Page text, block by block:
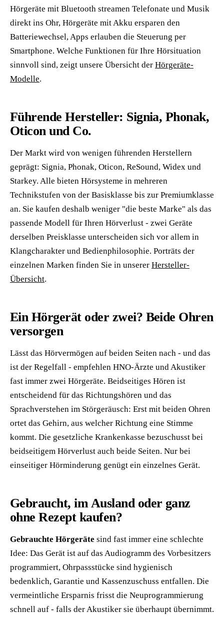
Hörgeräte mit Bluetooth streamen Telefonate und Musik
direkt ins Ohr, Hörgeräte mit Akku ersparen den
Batteriewechsel, Apps erlauben die Steuerung per
Smartphone. Welche Funktionen für Ihre Hörsituation
sinnvoll sind, zeigt unsere Übersicht der Hörgeräte-
Modelle.
Führende Hersteller: Signia, Phonak,
Oticon und Co.
Der Markt wird von wenigen führenden Herstellern
geprägt: Signia, Phonak, Oticon, ReSound, Widex und
Starkey. Alle bieten Hörsysteme in mehreren
Technikstufen von der Basisklasse bis zur Premiumklasse
an. Sie kaufen deshalb weniger "die beste Marke" als das
passende Modell für Ihren Hörverlust - zwei Geräte
derselben Preisklasse unterscheiden sich vor allem in
Klangcharakter und Bedienphilosophie. Porträts der
einzelnen Marken finden Sie in unserer Hersteller-
Übersicht.
Ein Hörgerät oder zwei? Beide Ohren
versorgen
Lässt das Hörvermögen auf beiden Seiten nach - und das
ist der Regelfall - empfehlen HNO-Ärzte und Akustiker
fast immer zwei Hörgeräte. Beidseitiges Hören ist
entscheidend für das Richtungshören und das
Sprachverstehen im Störgeräusch: Erst mit beiden Ohren
ortet das Gehirn, aus welcher Richtung eine Stimme
kommt. Die gesetzliche Krankenkasse bezuschusst bei
beidseitigem Hörverlust auch beide Seiten. Nur bei
einseitiger Hörminderung genügt ein einzelnes Gerät.
Gebraucht, im Ausland oder ganz
ohne Rezept kaufen?
Gebrauchte Hörgeräte sind fast immer eine schlechte
Idee: Das Gerät ist auf das Audiogramm des Vorbesitzers
programmiert, Ohrpassstücke sind hygienisch
bedenklich, Garantie und Kassenzuschuss entfallen. Die
vermeintliche Ersparnis frisst die Neuprogrammierung
schnell auf - falls der Akustiker sie überhaupt übernimmt.